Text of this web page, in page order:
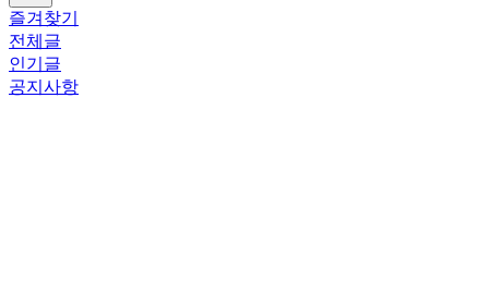
즐겨찾기
전체글
인기글
공지사항